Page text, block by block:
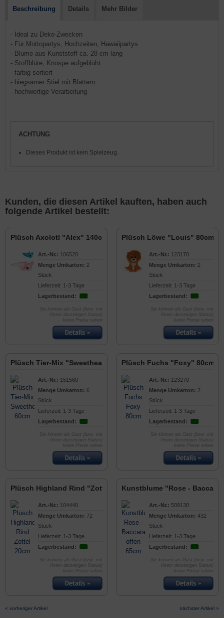
Beschreibung Details Mehr Bilder
- Ideal zu Deko-Zwecken
- Für Mottopartys, Hochzeiten, Hawaiipartys
- Blume aus Kunststoff ca. 28 cm lang
- Stoffblüte, Knospe aufgeblüht
- farbig sortiert
- biegsamer Stiel mit Blättern
- hochwertige Verarbeitung
ACHTUNG
Dieses Produkt ist kein Spielzeug.
Kunden, die diesen Artikel kauften, haben auch
folgende Artikel bestellt:
Plüsch Axolotl "Alex" 140cm
Art.-Nr.: 106520
Menge Umkarton: 2
Stück
Lieferzeit: 1-3 Tage
Lagerbestand:
Sie können als Gast (bzw. mit
Ihrem derzeitigen Status)
keine Preise sehen
Plüsch Löwe "Louis" 80cm
Art.-Nr.: 123170
Menge Umkarton: 2
Stück
Lieferzeit: 1-3 Tage
Lagerbestand:
Sie können als Gast (bzw. mit
Ihrem derzeitigen Status)
keine Preise sehen
Plüsch Tier-Mix "Sweetheart" 60cm
Art.-Nr.: 151560
Menge Umkarton: 6
Stück
Lieferzeit: 1-3 Tage
Lagerbestand:
Sie können als Gast (bzw. mit
Ihrem derzeitigen Status)
keine Preise sehen
Plüsch Fuchs "Foxy" 80cm
Art.-Nr.: 123270
Menge Umkarton: 2
Stück
Lieferzeit: 1-3 Tage
Lagerbestand:
Sie können als Gast (bzw. mit
Ihrem derzeitigen Status)
keine Preise sehen
Plüsch Highland Rind "Zottel" 20cm
Art.-Nr.: 104440
Menge Umkarton: 72
Stück
Lieferzeit: 1-3 Tage
Lagerbestand:
Sie können als Gast (bzw. mit
Ihrem derzeitigen Status)
keine Preise sehen
Kunstblume "Rose -
Art.-Nr.: 509130
Menge Umkarton: 432
Stück
Lieferzeit: 1-3 Tage
Lagerbestand:
Sie können als Gast (bzw. mit
Ihrem derzeitigen Status)
keine Preise sehen
« vorheriger Artikel nächster Artikel »